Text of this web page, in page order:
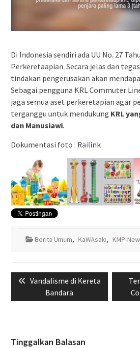
Di Indonesia sendiri ada UU No. 27
Perkeretaapian. Secara jelas dan
tindakan pengerusakan akan
Sebagai pengguna KRL Commuter
jaga semua aset perkeretapian agar
terganggu untuk mendukung KRL
dan Manusiawi.
Dokumentasi foto : Railink
Berita Umum, KaWAsaki, KMP-
pos Previous
post:
Vandalisme di Kereta
Bandara
Tinggalkan Balasan